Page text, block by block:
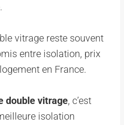
vitrage reste souvent
entre isolation, prix
en France.
double vitrage, c’est
isolation